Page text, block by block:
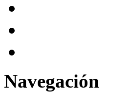
Navegación